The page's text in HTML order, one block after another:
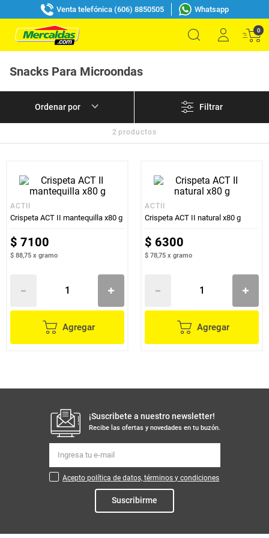
Venta telefónica (606) 8850505 Whatsapp
0
Snacks Para Microondas
Filtrar
2 productos
ACTII
Crispeta ACT II mantequilla x80 g
$ 7100
$ 88,75 x gramo
Agregar
ACTII
Crispeta ACT II natural x80 g
$ 6300
$ 78,75 x gramo
Agregar
¡Suscribete a nuestro newsletter!
Recibe las ofertas y novedades en tu buzón.
Acepto política de datos, términos y condiciones
Suscribirme